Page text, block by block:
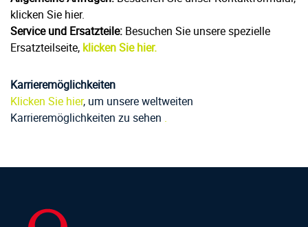
klicken Sie hier.
Service und Ersatzteile: Besuchen Sie unsere spezielle
Ersatzteilseite, klicken Sie hier.
Karrieremöglichkeiten
Klicken Sie hier, um unsere weltweiten
Karrieremöglichkeiten zu sehen .